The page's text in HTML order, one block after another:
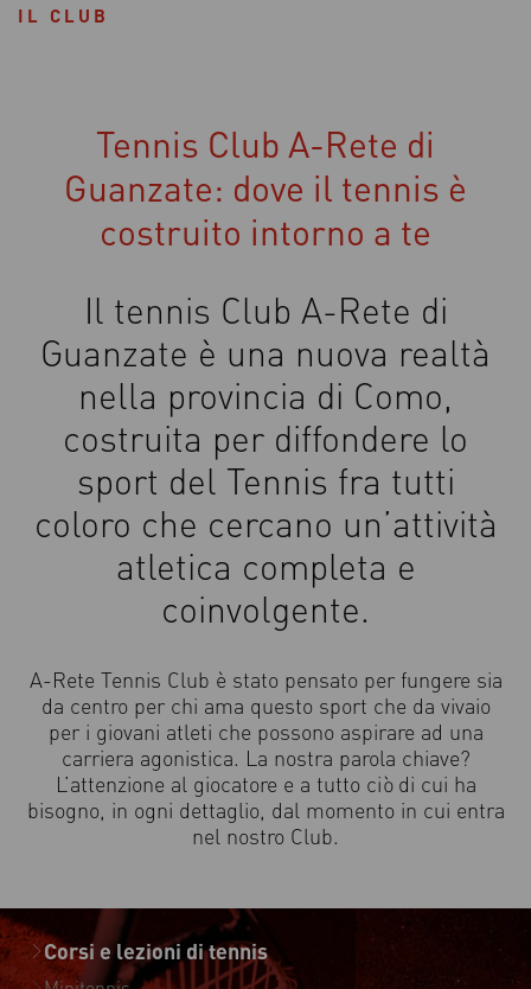
IL CLUB
Tennis Club A-Rete di
Guanzate: dove il tennis è
costruito intorno a te
Il tennis Club A-Rete di
Guanzate è una nuova realtà
nella provincia di Como,
costruita per diffondere lo
sport del Tennis fra tutti
coloro che cercano un’attività
atletica completa e
coinvolgente.
A-Rete Tennis Club è stato pensato per fungere sia
da centro per chi ama questo sport che da vivaio
per i giovani atleti che possono aspirare ad una
carriera agonistica. La nostra parola chiave?
L’attenzione al giocatore e a tutto ciò di cui ha
bisogno, in ogni dettaglio, dal momento in cui entra
nel nostro Club.
Corsi e lezioni di tennis